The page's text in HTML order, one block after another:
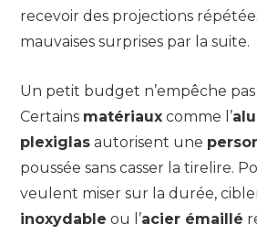
recevoir des projections
mauvaises surprises par la suite.
Un petit budget n’empêche pas
Certains matériaux comme l’
plexiglas autorisent une
poussée sans casser la tirelire.
veulent miser sur la durée,
inoxydable ou l’acier émaillé